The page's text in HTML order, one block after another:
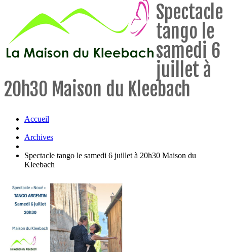
Spectacle
tango le
samedi 6
juillet à
20h30 Maison du Kleebach
Accueil
Archives
Spectacle tango le samedi 6 juillet à 20h30 Maison du
Kleebach